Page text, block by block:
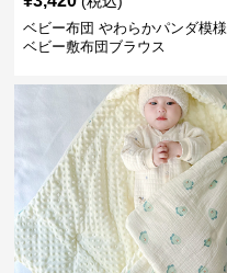
ベビー布団 やわらかパンダ模様
ベビー敷布団ブラウス